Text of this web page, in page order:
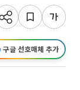
구글 선호매체 추가